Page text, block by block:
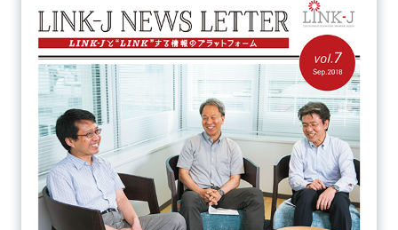
新規登録
イベント
プログラム
インタビュー・コラム
ニュース・掲示板